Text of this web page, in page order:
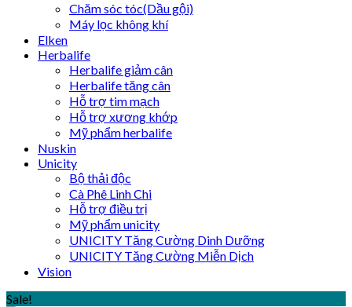
Chăm sóc tóc(Dầu gội)
Máy lọc không khí
Elken
Herbalife
Herbalife giảm cân
Herbalife tăng cân
Hỗ trợ tim mạch
Hỗ trợ xương khớp
Mỹ phẩm herbalife
Nuskin
Unicity
Bộ thải độc
Cà Phê Linh Chi
Hỗ trợ điều trị
Mỹ phẩm unicity
UNICITY Tăng Cường Dinh Dưỡng
UNICITY Tăng Cường Miễn Dịch
Vision
Sale!